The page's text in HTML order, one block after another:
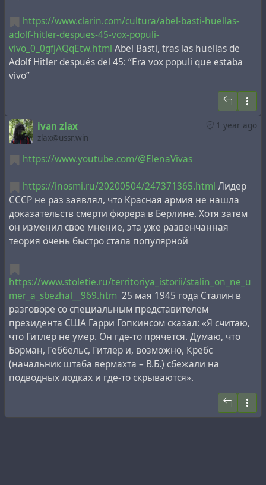
https://www.clarin.com/cultura/abel-basti-huellas-
adolf-hitler-despues-45-vox-populi-
vivo_0_0gfjAQqEtw.html Abel Basti, tras las huellas de
Adolf Hitler después del 45: “Era vox populi que estaba
vivo”
1 year ago
ivan zlax
zlax@ussr.win
https://www.youtube.com/@ElenaVivas
https://inosmi.ru/20200504/247371365.html Лидер
СССР не раз заявлял, что Красная армия не нашла
доказательств смерти фюрера в Берлине. Хотя затем
он изменил свое мнение, эта уже развенчанная
теория очень быстро стала популярной
https://www.stoletie.ru/territoriya_istorii/stalin_on_ne_u
mer_a_sbezhal__969.htm 25 мая 1945 года Сталин в
разговоре со специальным представителем
президента США Гарри Гопкинсом сказал: «Я считаю,
что Гитлер не умер. Он где-то прячется. Думаю, что
Борман, Геббельс, Гитлер и, возможно, Кребс
(начальник штаба вермахта – В.Б.) сбежали на
подводных лодках и где-то скрываются».